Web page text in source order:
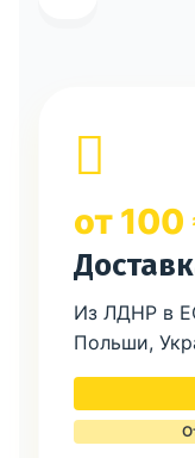
от 100
Из ЛДНР в
Польши,